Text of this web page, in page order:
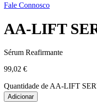
Fale Connosco
AA-LIFT
Sérum Reafirmante
99,02 €
Quantidade de AA-LIFT
Adicionar